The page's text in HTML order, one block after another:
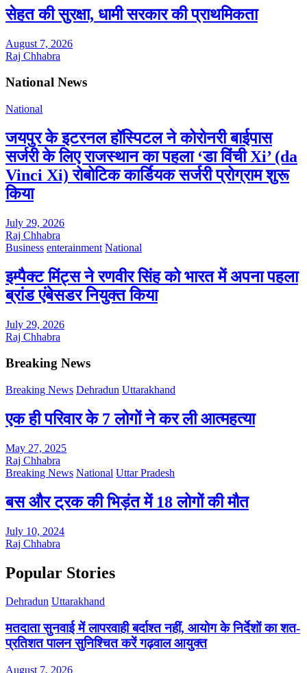
सेहत की सुरक्षा, धामी सरकार की प्राथमिकता
August 7, 2026
Raj Chhabra
National News
National
जयपुर के इटरनल हॉस्पिटल ने कोरोनरी बाईपास
सर्जरी के लिए राजस्थान का पहला ‘डा विंची Xi’ (da
Vinci Xi) रोबोटिक कार्डियक सर्जरी प्रोग्राम शुरू
किया
July 29, 2026
Raj Chhabra
Business enterainment National
इम्पैक्ट मिंट्स ने रणवीर सिंह को भारत में अपना पहला
ब्रांड एंबेसडर नियुक्त किया
July 29, 2026
Raj Chhabra
Breaking News
Breaking News Dehradun Uttarakhand
एक ही परिवार के 7 लोगों ने कर ली आत्महत्या
May 27, 2025
Raj Chhabra
Breaking News National Uttar Pradesh
बस और ट्रक की भिड़ंत में 18 लोगों की मौत
July 10, 2024
Raj Chhabra
Popular Stories
Dehradun Uttarakhand
मतदाता सुनवाई में लापरवाही बर्दाश्त नहीं, आयोग के निर्देशों का शत-
प्रतिशत पालन सुनिश्चित करें गढ़वाल आयुक्त
August 7, 2026